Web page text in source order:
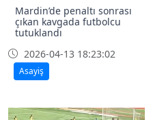
Mardin’de penaltı sonrası
çıkan kavgada futbolcu
tutuklandı
2026-04-13 18:23:02
Asayiş